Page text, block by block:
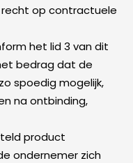
op contractuele
het lid 3 van dit
bedrag dat de
spoedig mogelijk,
na ontbinding,
product
ondernemer zich